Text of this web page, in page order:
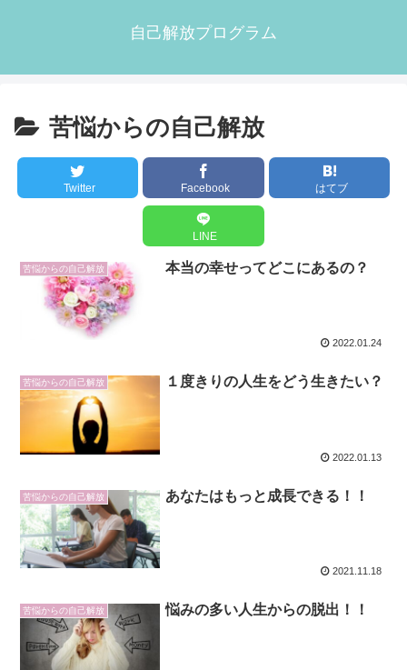
自己解放プログラム
苦悩からの自己解放
Twitter Facebook はてブ
LINE
苦悩からの自己解放 本当の幸せってどこにあるの？
2022.01.24
苦悩からの自己解放 １度きりの人生をどう生きたい？
2022.01.13
苦悩からの自己解放 あなたはもっと成長できる！！
2021.11.18
苦悩からの自己解放 悩みの多い人生からの脱出！！